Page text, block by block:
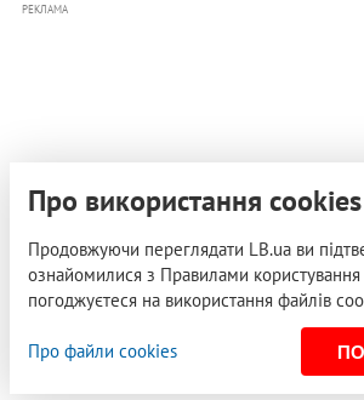
РЕКЛАМА
Про використання cookies
Продовжуючи переглядати LB.ua ви
ознайомилися з Правилами користування
погоджуєтеся на використання файлів
Про файли cookies